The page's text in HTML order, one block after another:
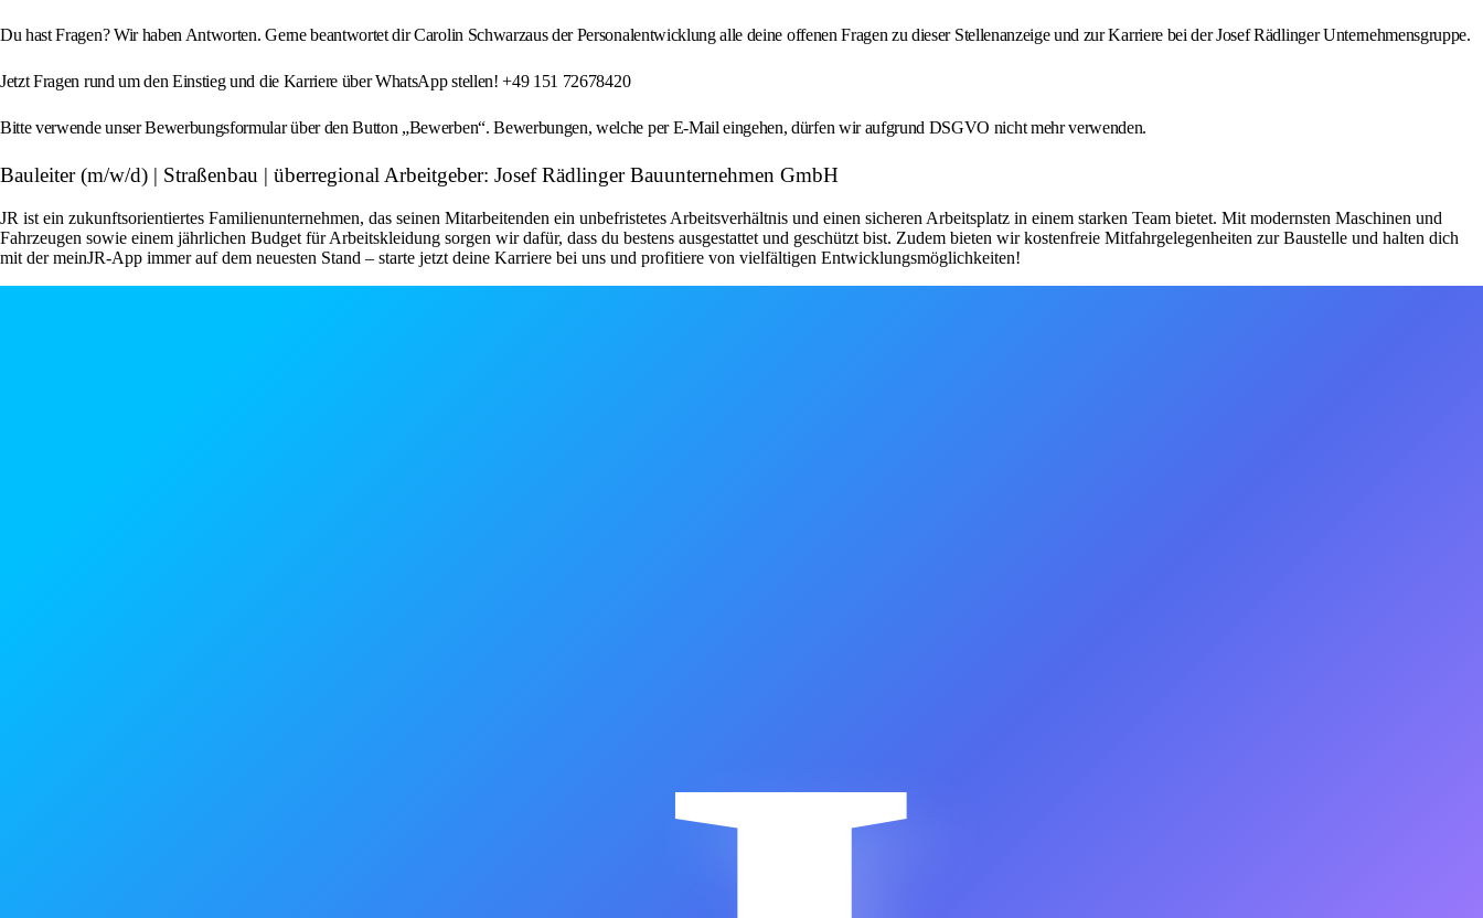
Du hast Fragen? Wir haben Antworten. Gerne beantwortet dir Carolin Schwarzaus der Personalentwicklung alle deine offenen Fragen zu dieser Stellenanzeige und zur Karriere bei der Josef Rädlinger Unternehmensgruppe.
Jetzt Fragen rund um den Einstieg und die Karriere über WhatsApp stellen! +49 151 72678420
Bitte verwende unser Bewerbungsformular über den Button „Bewerben“. Bewerbungen, welche per E-Mail eingehen, dürfen wir aufgrund DSGVO nicht mehr verwenden.
Bauleiter (m/w/d) | Straßenbau | überregional Arbeitgeber: Josef Rädlinger Bauunternehmen GmbH
JR ist ein zukunftsorientiertes Familienunternehmen, das seinen Mitarbeitenden ein unbefristetes Arbeitsverhältnis und einen sicheren Arbeitsplatz in einem starken Team bietet. Mit modernsten Maschinen und
Fahrzeugen sowie einem jährlichen Budget für Arbeitskleidung sorgen wir dafür, dass du bestens ausgestattet und geschützt bist. Zudem bieten wir kostenfreie Mitfahrgelegenheiten zur Baustelle und halten dich
mit der meinJR-App immer auf dem neuesten Stand – starte jetzt deine Karriere bei uns und profitiere von vielfältigen Entwicklungsmöglichkeiten!